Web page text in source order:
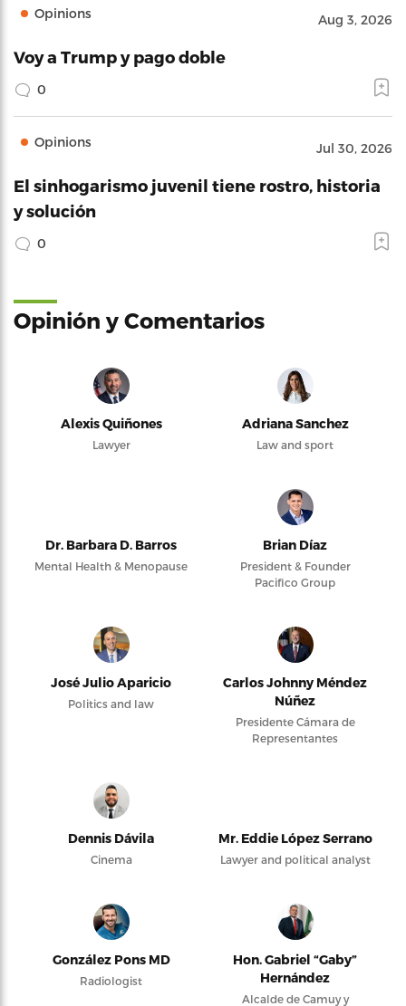
Opinions Aug 3, 2026
Voy a Trump y pago doble
0
Opinions Jul 30, 2026
El sinhogarismo juvenil tiene rostro, historia
y solución
0
Opinión y Comentarios
Alexis Quiñones
Lawyer
Adriana Sanchez
Law and sport
Dr. Barbara D. Barros
Mental Health & Menopause
Brian Díaz
President & Founder
Pacifico Group
José Julio Aparicio
Politics and law
Carlos Johnny Méndez
Núñez
Presidente Cámara de
Representantes
Dennis Dávila
Cinema
Mr. Eddie López Serrano
Lawyer and political analyst
González Pons MD
Radiologist
Hon. Gabriel “Gaby”
Hernández
Alcalde de Camuy y